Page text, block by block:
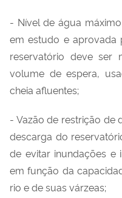
- Nível de água
em estudo e aprovada
reservatório deve ser
volume de espera,
cheia afluentes;
- Vazão de restrição de
descarga do
de evitar inundações e
em função da
rio e de suas várzeas;